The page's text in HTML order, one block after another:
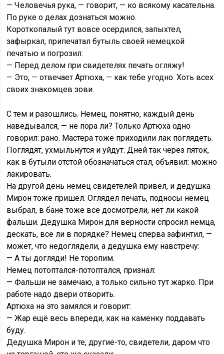
— Человечья рука, — говорит, — ко всякому касательна.
По руке о делах дознаться можно.
Короткопалый тут вовсе осердился, запыхтел,
зафыркал, припечатал бутыль своей немецкой
печатью и погрозил:
— Перед делом при свидетелях печать огляжу!
— Это, — отвечает Артюха, — как тебе угодно. Хоть всех
своих знакомцев зови.
С тем и разошлись. Немец, понятно, каждый день
наведывался, — не пора ли? Только Артюха одно
говорил: рано. Мастера тоже приходили лак поглядеть.
Поглядят, ухмыльнутся и уйдут. Дней так через пяток,
как в бутыли отстой обозначаться стал, объявил: можно
лакировать.
На другой день немец свидетелей привёл, и дедушка
Мирон тоже пришёл. Оглядел печать, подносы немец
выбрал, в бане тоже все досмотрели, нет ли какой
фальши. Дедушка Мирон для верности спросил немца,
дескать, все ли в порядке? Немец сперва зафинтил, —
может, что недоглядели, а дедушка ему навстречу:
— А ты догляди! Не торопим.
Немец потоптался-потоптался, признал:
— Фальши не замечаю, а только сильно тут жарко. При
работе надо двери отворить.
Артюха на это замялся и говорит:
— Жар ещё весь впереди, как на каменку поддавать
буду.
Дедушка Мирон и те, другие-то, свидетели, даром что